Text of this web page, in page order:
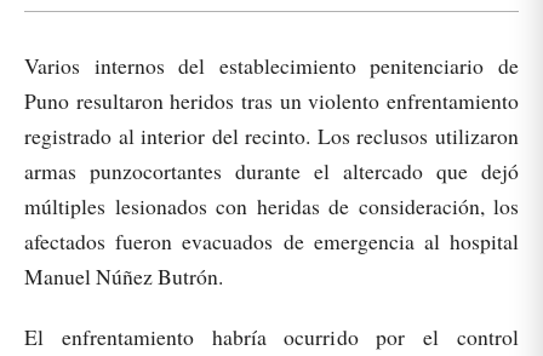
Varios internos del establecimiento penitenciario de
Puno resultaron heridos tras un violento enfrentamiento
registrado al interior del recinto. Los reclusos utilizaron
armas punzocortantes durante el altercado que dejó
múltiples lesionados con heridas de consideración, los
afectados fueron evacuados de emergencia al hospital
Manuel Núñez Butrón.
El enfrentamiento habría ocurrido por el control